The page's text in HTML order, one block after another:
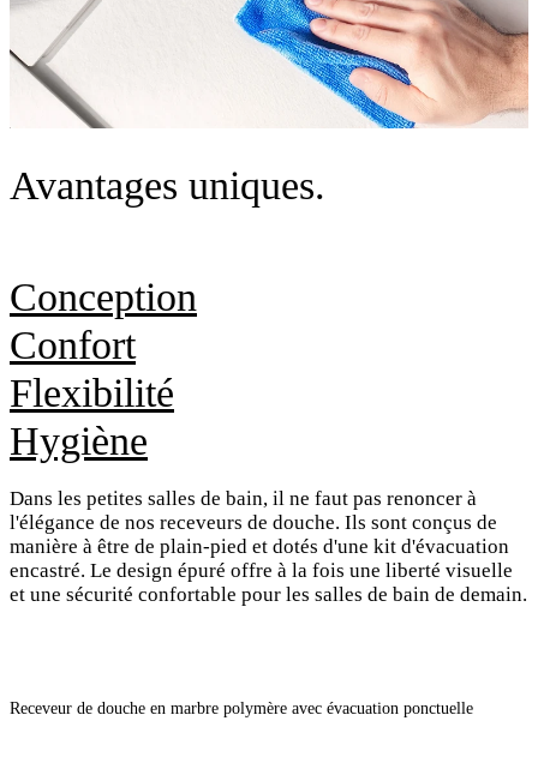
Avantages uniques.
Conception
Dans les petites salles de bain, il ne faut pas renoncer à
l'élégance de nos receveurs de douche. Ils sont conçus de
manière à être de plain-pied et dotés d'une kit d'évacuation
encastré. Le design épuré offre à la fois une liberté visuelle
et une sécurité confortable pour les salles de bain de demain.
Confort
Flexibilité
Hygiène
Receveur de douche en marbre polymère avec évacuation ponctuelle